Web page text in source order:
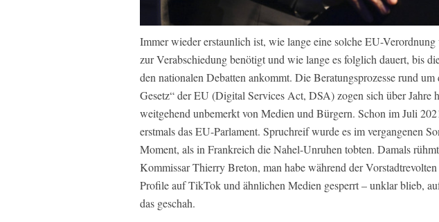
Immer wieder erstaunlich ist, wie lange eine solche EU-
zur Verabschiedung benötigt und wie lange es folglich dauert, bis
den nationalen Debatten ankommt. Die Beratungsprozesse rund
Gesetz“ der EU (Digital Services Act, DSA) zogen sich über Jahre
weitgehend unbemerkt von Medien und Bürgern. Schon im Juli
erstmals das EU-Parlament. Spruchreif wurde es im vergangenen
Moment, als in Frankreich die Nahel-Unruhen tobten. Damals
Kommissar Thierry Breton, man habe während der
Profile auf TikTok und ähnlichen Medien gesperrt – unklar blieb,
das geschah.